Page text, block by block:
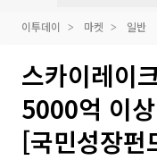
이투데이 마켓 일반
스카이레이
5000억 이
[국민성장